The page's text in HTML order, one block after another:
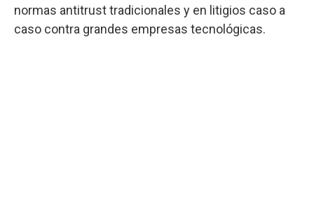
normas antitrust tradicionales y en litigios caso a
caso contra grandes empresas tecnológicas.